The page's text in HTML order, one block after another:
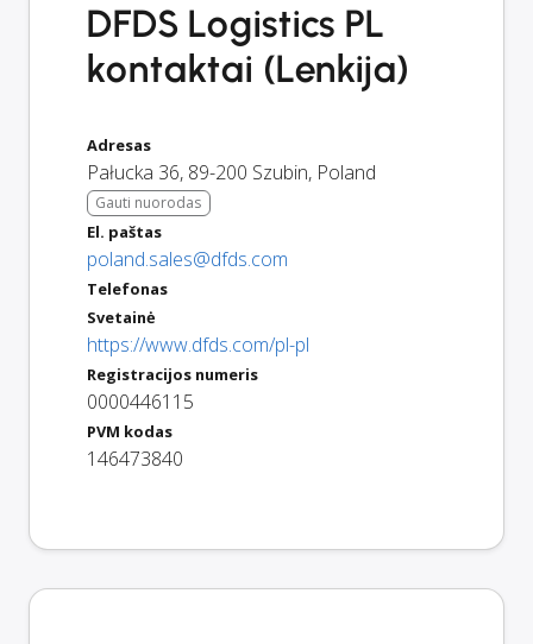
DFDS Logistics PL
kontaktai (Lenkija)
Adresas
Pałucka 36, 89-200 Szubin, Poland
Gauti nuorodas
El. paštas
poland.sales@dfds.com
Telefonas
Svetainė
https://www.dfds.com/pl-pl
Registracijos numeris
0000446115
PVM kodas
146473840